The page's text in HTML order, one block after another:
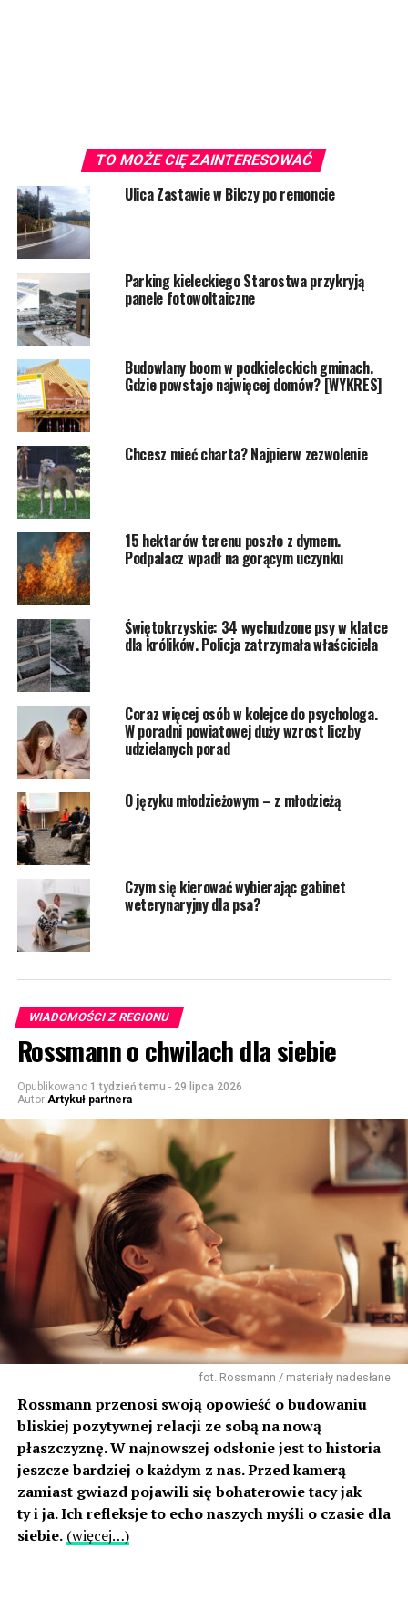
TO MOŻE CIĘ ZAINTERESOWAĆ
Ulica Zastawie w Bilczy po remoncie
Parking kieleckiego Starostwa przykryją
panele fotowoltaiczne
Budowlany boom w podkieleckich gminach.
Gdzie powstaje najwięcej domów? [WYKRES]
Chcesz mieć charta? Najpierw zezwolenie
15 hektarów terenu poszło z dymem.
Podpalacz wpadł na gorącym uczynku
Świętokrzyskie: 34 wychudzone psy w klatce
dla królików. Policja zatrzymała właściciela
Coraz więcej osób w kolejce do psychologa.
W poradni powiatowej duży wzrost liczby
udzielanych porad
O języku młodzieżowym – z młodzieżą
Czym się kierować wybierając gabinet
weterynaryjny dla psa?
WIADOMOŚCI Z REGIONU
Rossmann o chwilach dla siebie
Opublikowano 1 tydzień temu - 29 lipca 2026
Autor Artykuł partnera
fot. Rossmann / materiały nadesłane
Rossmann przenosi swoją opowieść o budowaniu
bliskiej pozytywnej relacji ze sobą na nową
płaszczyznę. W najnowszej odsłonie jest to historia
jeszcze bardziej o każdym z nas. Przed kamerą
zamiast gwiazd pojawili się bohaterowie tacy jak
ty i ja. Ich refleksje to echo naszych myśli o czasie dla
siebie. (więcej…)